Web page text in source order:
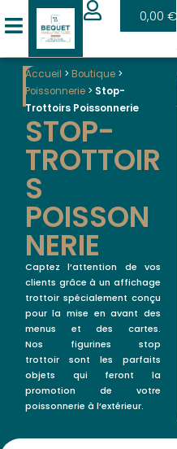
0,00€
Accueil > Boutique>
Poissonnerie> Stop-
Trottoirs Poissonnerie
STOP-
TROTTOIR
S
POISSON
NERIE
Captez l’attention de vos
clients grâce à un affichage
trottoir spécialement conçu
pour la mise en avant des
menus et des cartes.
Nos figurines stop
trottoir sont les parfaits
objets qui feront la
promotion de votre
poissonnerie à l’extérieur.